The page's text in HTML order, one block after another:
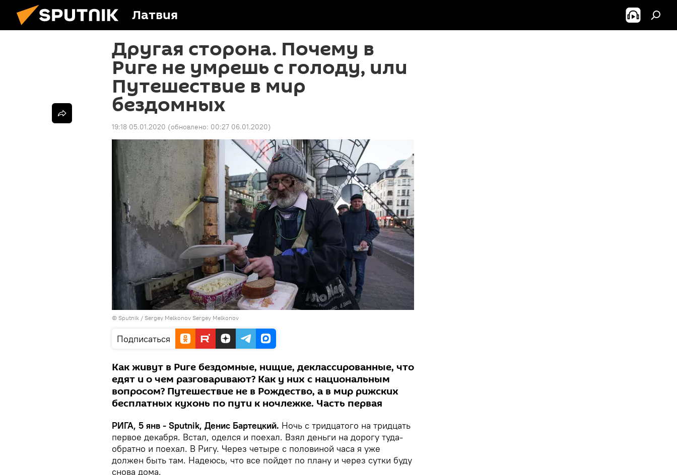
Латвия
Другая сторона. Почему в
Риге не умрешь с голоду, или
Путешествие в мир
бездомных
19:18 05.01.2020 (обновлено: 00:27 06.01.2020)
© Sputnik / Sergey Melkonov Sergey Melkonov
Подписаться
Как живут в Риге бездомные, нищие, деклассированные, что
едят и о чем разговаривают? Как у них с национальным
вопросом? Путешествие не в Рождество, а в мир рижских
бесплатных кухонь по пути к ночлежке. Часть первая
РИГА, 5 янв - Sputnik, Денис Бартецкий. Ночь с тридцатого на тридцать
первое декабря. Встал, оделся и поехал. Взял деньги на дорогу туда-
обратно и поехал. В Ригу. Через четыре с половиной часа я уже
должен быть там. Надеюсь, что все пойдет по плану и через сутки буду
снова дома.